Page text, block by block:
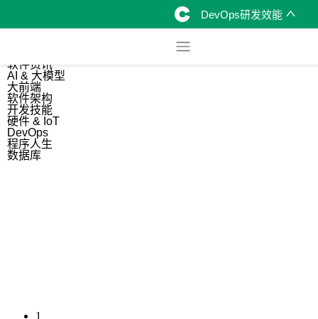
DevOps研发效能
软件资讯
AI & 大模型
大前端
软件架构
开发技能
硬件 & IoT
DevOps
程序人生
数据库
1